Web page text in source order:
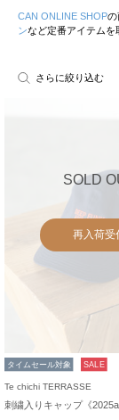
CAN ONLINE SHOPの
ンなど定番アイテムを
さらに絞り込む
SOLD
再入荷受
タイムセール対象 SALE
Te chichi TERRASSE